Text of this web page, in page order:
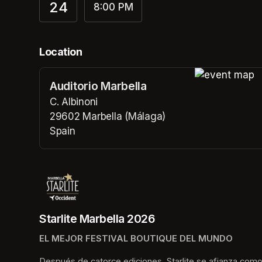
24 8:00 PM
Location
Auditorio Marbella
C. Albinoni
29602 Marbella (Málaga)
Spain
(opens in a new tab)
Starlite Marbella 2026
EL MEJOR FESTIVAL BOUTIQUE DEL MUNDO